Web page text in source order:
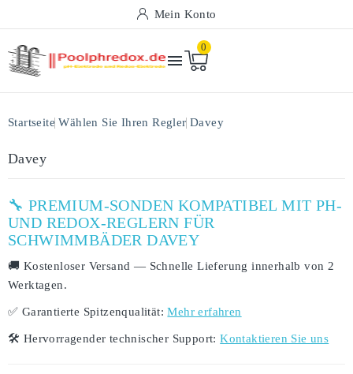
Mein Konto

0
Startseite Wählen Sie Ihren Regler Davey
Davey
🔧 PREMIUM-SONDEN KOMPATIBEL MIT PH-
UND REDOX-REGLERN FÜR
SCHWIMMBÄDER DAVEY
🚚 Kostenloser Versand — Schnelle Lieferung innerhalb von 2
Werktagen.
✅ Garantierte Spitzenqualität: Mehr erfahren
🛠️ Hervorragender technischer Support: Kontaktieren Sie uns